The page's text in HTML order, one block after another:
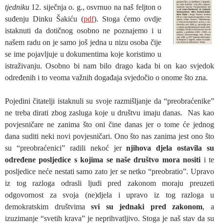
tjedniku 12. siječnja o. g., osvrnuo na naš feljton o
suđenju Dinku Šakiću (pdf). Stoga ćemo ovdje
istaknuti da dotičnog osobno ne poznajemo i u
našem radu on je samo još jedna u nizu osoba čije
se ime pojavljuje u dokumentima koje koristimo u
istraživanju. Osobno bi nam bilo drago kada bi on kao svjedok
određenih i to veoma važnih događaja svjedočio o onome što zna.
Pojedini čitatelji istaknuli su svoje razmišljanje da “preobraćenike”
ne treba dirati zbog zasluga koje u društvu imaju danas. Nas kao
povjesničare ne zanima što oni čine danas jer o tome će jednog
dana suditi neki novi povjesničari. Ono što nas zanima jest ono što
su “preobraćenici” radili nekoć jernjihova djela ostavila su
određene posljedice s kojima se naše društvo mora nositi i te
posljedice neće nestati samo zato jer se netko “preobratio”. Upravo
iz tog razloga odrasli ljudi pred zakonom moraju preuzeti
odgovornost za svoja (ne)djela i upravo iz tog razloga u
demokratskim društvimasvi su jednaki pred zakonom, a
izuzimanje “svetih krava” je neprihvatljivo. Stoga je naš stav da su